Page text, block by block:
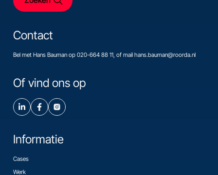
Contact
Bel met Hans Bauman op 020-664 88 11, of mail hans.bauman@roorda.nl
Of vind ons op
Informatie
Cases
Werk